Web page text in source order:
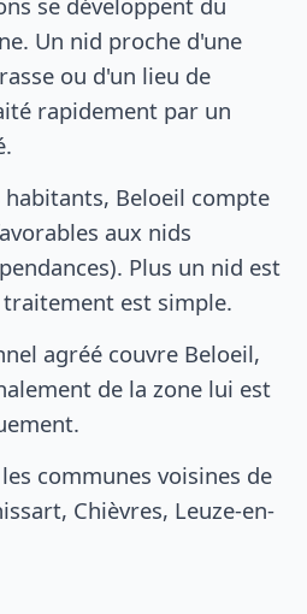
Un nid proche d'une
ou d'un lieu de
rapidement par un
Beloeil compte
aux nids
Plus un nid est
est simple.
agréé couvre Beloeil,
de la zone lui est
communes voisines de
Chièvres, Leuze-en-